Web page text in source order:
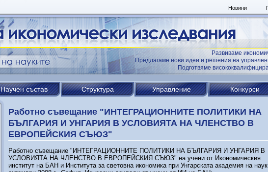
Новини
Развиваме
Предлагаме нови идеи и решения на
Подготвяме
Научен състав Структура Управление Конкурси
Работно съвещание "ИНТЕГРАЦИОННИТЕ ПОЛИТИКИ НА
БЪЛГАРИЯ И УНГАРИЯ В УСЛОВИЯТА НА ЧЛЕНСТВО В
ЕВРОПЕЙСКИЯ СЪЮЗ"
Работно съвещание "ИНТЕГРАЦИОННИТЕ ПОЛИТИКИ НА БЪЛГАРИЯ И УНГАРИЯ В
УСЛОВИЯТА НА ЧЛЕНСТВО В ЕВРОПЕЙСКИЯ СЪЮЗ" на учени от Икономическия
институт на БАН и Института за световна икономика при Унгарската академия на